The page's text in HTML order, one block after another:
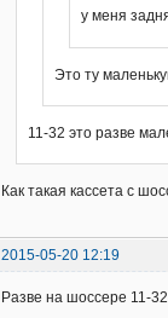
у меня
Это ту
11-32 это разве
Как такая кассета с
2015-05-20 12:19
Разве на шоссере 11-